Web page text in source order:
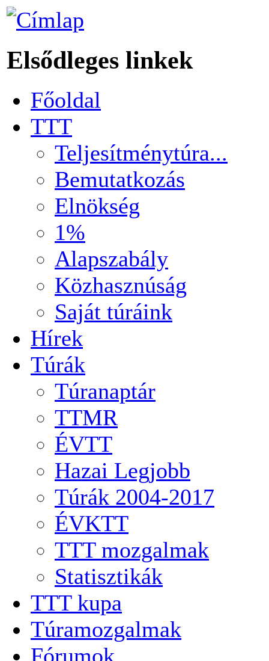
Elsődleges linkek
Főoldal
TTT
Teljesítménytúra...
Bemutatkozás
Elnökség
1%
Alapszabály
Közhasznúság
Saját túráink
Hírek
Túrák
Túranaptár
TTMR
ÉVTT
Hazai Legjobb
Túrák 2004-2017
ÉVKTT
TTT mozgalmak
Statisztikák
TTT kupa
Túramozgalmak
Fórumok